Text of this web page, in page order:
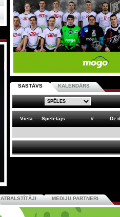
SASTĀVS KALENDĀRS
Vieta Spēlētājs #
ATBALSTĪTĀJI MEDIJU PARTNERI